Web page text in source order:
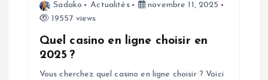
Sadako Actualités
novembre 11, 2025
19557 views
Quel casino en ligne choisir en
2025 ?
Vous cherchez quel casino en ligne choisir ? Voici